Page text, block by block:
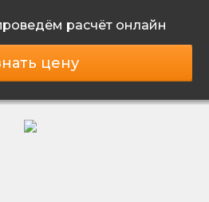
расчёт онлайн
цену